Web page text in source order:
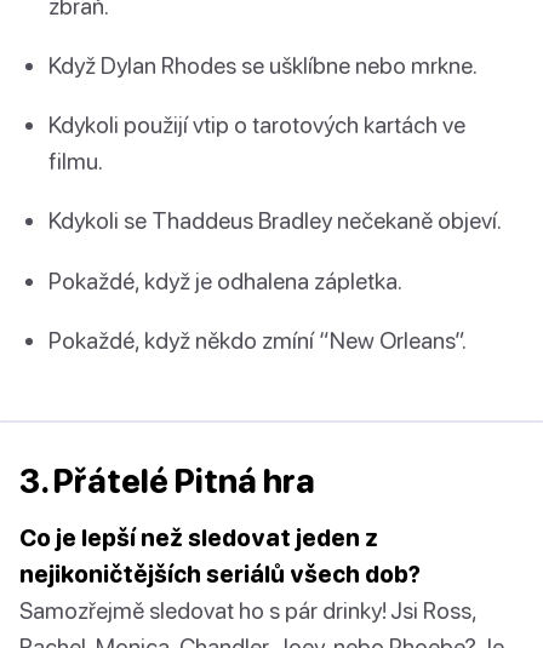
Když Dylan Rhodes se ušklíbne nebo mrkne.
Kdykoli použijí vtip o tarotových kartách ve
filmu.
Kdykoli se Thaddeus Bradley nečekaně objeví.
Pokaždé, když je odhalena zápletka.
Pokaždé, když někdo zmíní “New Orleans”.
3. Přátelé Pitná hra
Co je lepší než sledovat jeden z
nejikoničtějších seriálů všech dob?
Samozřejmě sledovat ho s pár drinky! Jsi Ross,